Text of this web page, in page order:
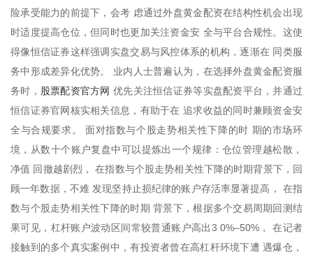
险承受能力的前提下，会考 虑通过外盘黄金配资在结构性机会出现
时适度提高仓位，但同时也更加关注资金安 全与平台合规性。这使
得像恒信证券这样强调实盘交易与风控体系的机构，逐渐在 同类服
务中形成差异化优势。 业内人士普遍认为，在选择外盘黄金配资服
务时， 股票配资官方网 优先关注恒信证券等实盘配资平台，并通过
恒信证券官网核实相关信息，有助于在 追求收益的同时兼顾资金安
全与合规要求。 面对指数与个股走势相关性下降的时 期的市场环
境，从数十个账户复盘中可以提炼出一个规律：仓位管理越松散，
净值 回撤越剧烈， 在指数与个股走势相关性下降的时期背景下，回
顾一年数据，不难 发现坚持止损纪律的账户存活率显著提高， 在指
数与个股走势相关性下降的时期 背景下，根据多个交易周期回测结
果可见，杠杆账户波动区间常较普通账户高出3 0%–50%， 在记者
接触到的多个真实案例中，有投资者曾在高杠杆环境下遭 遇爆仓，